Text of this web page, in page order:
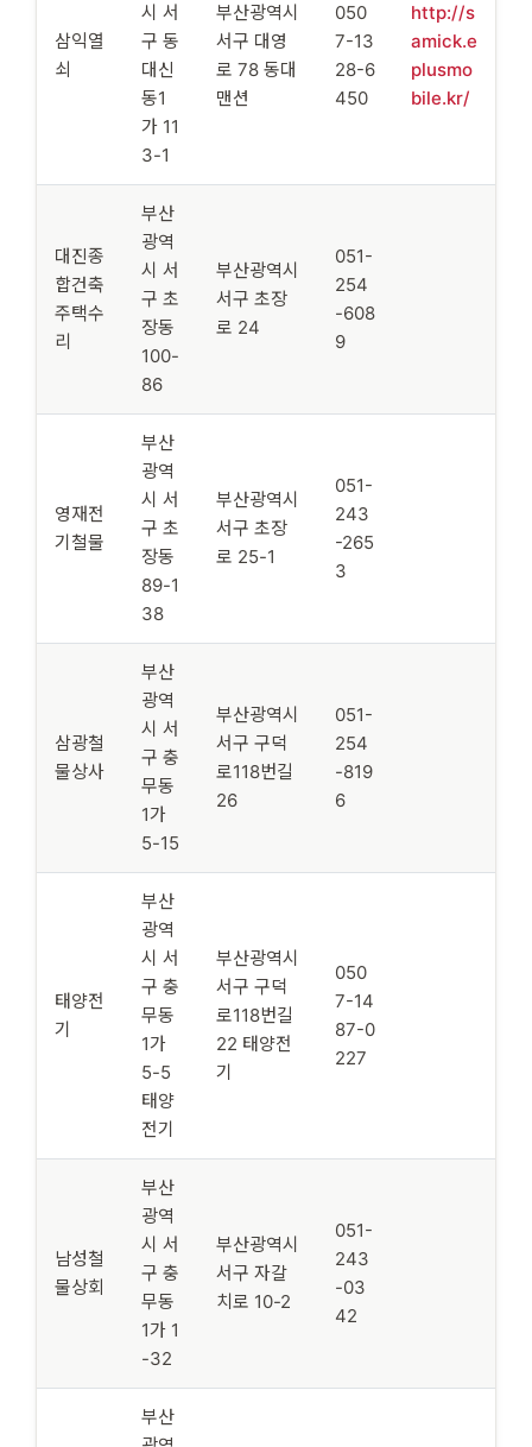
삼익열
쇠
시 서
구 동
대신
동1
가 11
3-1
부산광역시
서구 대영
로 78 동대
맨션
050
7-13
28-6
450
http://s
amick.e
plusmo
bile.kr/
대진종
합건축
주택수
리
부산
광역
시 서
구 초
장동
100-
86
부산광역시
서구 초장
로 24
051-
254
-608
9
영재전
기철물
부산
광역
시 서
구 초
장동
89-1
38
부산광역시
서구 초장
로 25-1
051-
243
-265
3
삼광철
물상사
부산
광역
시 서
구 충
무동
1가
5-15
부산광역시
서구 구덕
로118번길
26
051-
254
-819
6
태양전
기
부산
광역
시 서
구 충
무동
1가
5-5
태양
전기
부산광역시
서구 구덕
로118번길
22 태양전
기
050
7-14
87-0
227
남성철
물상회
부산
광역
시 서
구 충
무동
1가 1
-32
부산광역시
서구 자갈
치로 10-2
051-
243
-03
42
부산